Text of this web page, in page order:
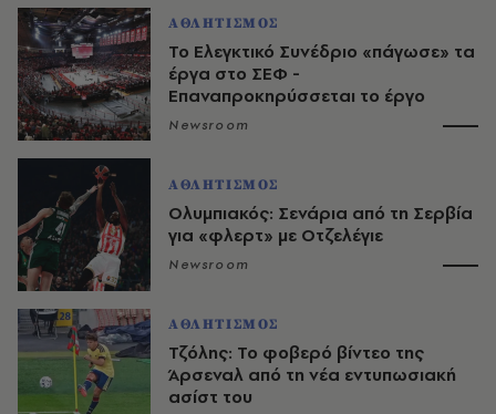
ΑΘΛΗΤΙΣΜΟΣ
Το Ελεγκτικό Συνέδριο «πάγωσε» τα
έργα στο ΣΕΦ -
Επαναπροκηρύσσεται το έργο
Newsroom
ΑΘΛΗΤΙΣΜΟΣ
Ολυμπιακός: Σενάρια από τη Σερβία
για «φλερτ» με Οτζελέγιε
Newsroom
ΑΘΛΗΤΙΣΜΟΣ
Τζόλης: Το φοβερό βίντεο της
Άρσεναλ από τη νέα εντυπωσιακή
ασίστ του